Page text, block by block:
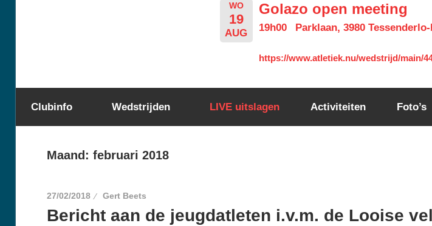
WO
19
AUG
Golazo open meeting
19h00 Parklaan, 3980 Tessenderlo-
https://www.atletiek.nu/wedstrijd/main/
Clubinfo Wedstrijden LIVE uitslagen Activiteiten Foto’s
Maand: februari 2018
27/02/2018 Gert Beets
Bericht aan de jeugdatleten i.v.m. de Looise